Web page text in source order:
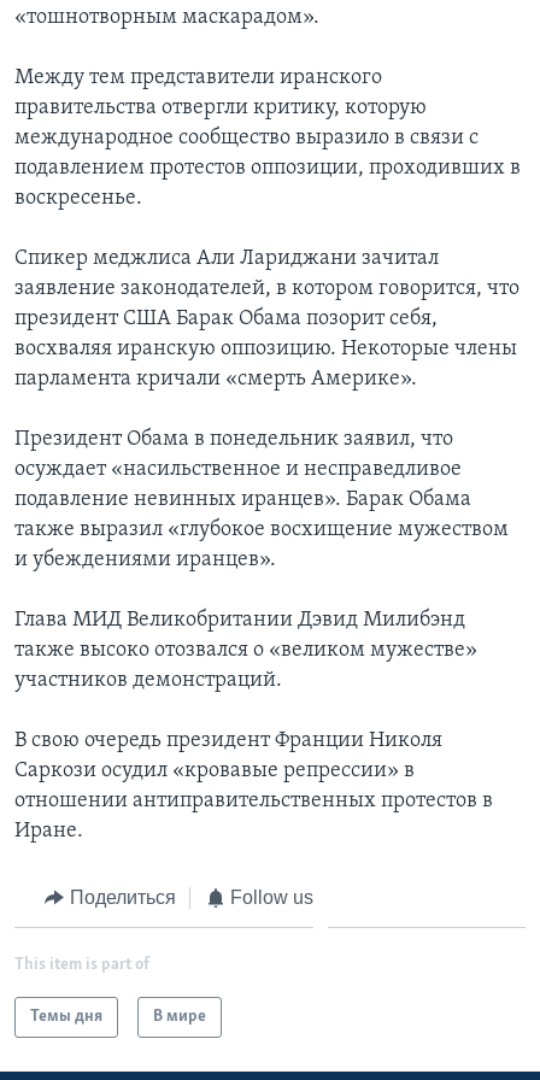
СОЦИАЛЬНЫЕ СЕТИ
«тошнотворным маскарадом».
Между тем представители иранского
правительства отвергли критику, которую
международное сообщество выразило в связи с
подавлением протестов оппозиции, проходивших в
воскресенье.
Спикер меджлиса Али Лариджани зачитал
заявление законодателей, в котором говорится, что
президент США Барак Обама позорит себя,
восхваляя иранскую оппозицию. Некоторые члены
парламента кричали «смерть Америке».
Президент Обама в понедельник заявил, что
осуждает «насильственное и несправедливое
подавление невинных иранцев». Барак Обама
также выразил «глубокое восхищение мужеством
и убеждениями иранцев».
Глава МИД Великобритании Дэвид Милибэнд
также высоко отозвался о «великом мужестве»
участников демонстраций.
В свою очередь президент Франции Николя
Саркози осудил «кровавые репрессии» в
отношении антиправительственных протестов в
Иране.
Поделиться Follow us
This item is part of
Темы дня В мире